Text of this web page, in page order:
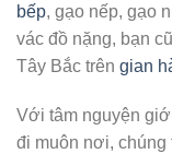
bếp, gạo nếp, gạo
vác đồ nặng, bạn
Tây Bắc trên gian
Với tâm nguyện
đi muôn nơi, chúng